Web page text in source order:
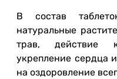
В состав
натуральные
трав, действие
укрепление сердца
на оздоровление